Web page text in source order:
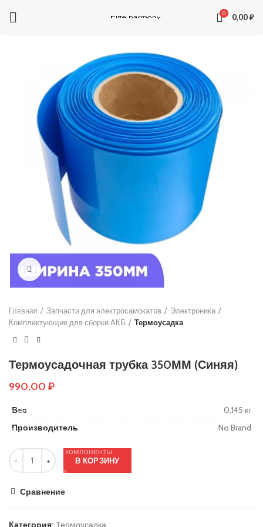
0 0,00₽
Нажмите, чтобы увеличить
Главная Запчасти для электросамокатов
Электроника
Комплектующие для сборки АКБ
Термоусадка
Термоусадочная трубка 350ММ (Синяя)
990,00 ₽
Вес
0,145 кг
Производитель
No Brand
В КОРЗИНУ
Сравнение
Категория: Термоусадка
ЗАПЧАСТИ ДЛЯ ЭЛЕКТРОСАМОКАТОВ
Суппорта
Аккумуляторы
Подножки
Зарядные устройства
Перекладины
Тормозная система и комплектующее
Моторы
Основы руля
Защиты деки
Тросики
Вольтметры и замки зажигания
Контроллеры
Сигнализация
Кабеля, провода и разъёмы
Электронные компоненты
Ручки тормоза
Резиновые заглушки
Тормозные диски